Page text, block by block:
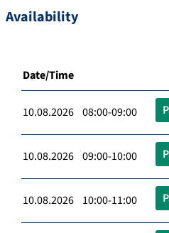
Availability
Date/Time
10.08.2026 08:00-09:00
10.08.2026 09:00-10:00
10.08.2026 10:00-11:00